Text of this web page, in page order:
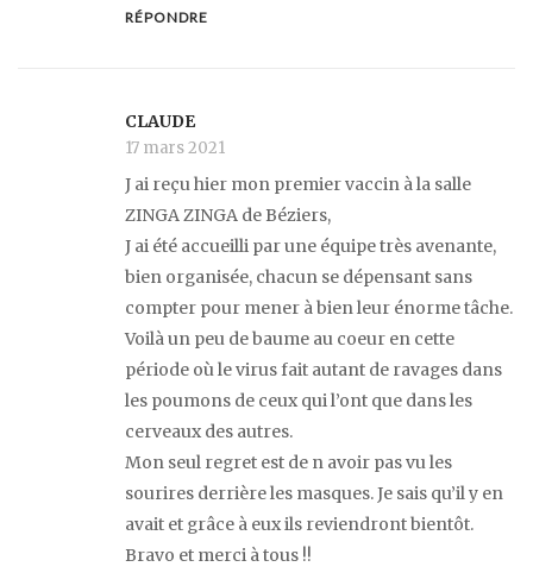
RÉPONDRE
CLAUDE
17 mars 2021
J ai reçu hier mon premier vaccin à la salle
ZINGA ZINGA de Béziers,
J ai été accueilli par une équipe très avenante,
bien organisée, chacun se dépensant sans
compter pour mener à bien leur énorme tâche.
Voilà un peu de baume au coeur en cette
période où le virus fait autant de ravages dans
les poumons de ceux qui l’ont que dans les
cerveaux des autres.
Mon seul regret est de n avoir pas vu les
sourires derrière les masques. Je sais qu’il y en
avait et grâce à eux ils reviendront bientôt.
Bravo et merci à tous !!